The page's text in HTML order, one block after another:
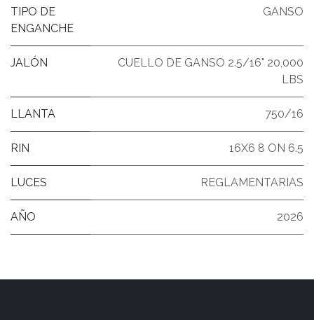
TIPO DE
ENGANCHE
GANSO
JALÓN
CUELLO DE GANSO 2.5/16" 20,000
LBS
LLANTA 750/16
RIN 16X6 8 ON 6.5
LUCES REGLAMENTARIAS
AÑO 2026